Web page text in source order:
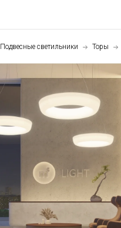
Подвесные светильники Торы